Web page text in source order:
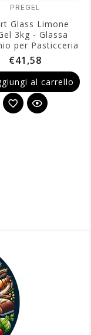
PREGEL
Glass Limone
3kg - Glassa
per Pasticceria
€41,58
al carrello
- Glassa